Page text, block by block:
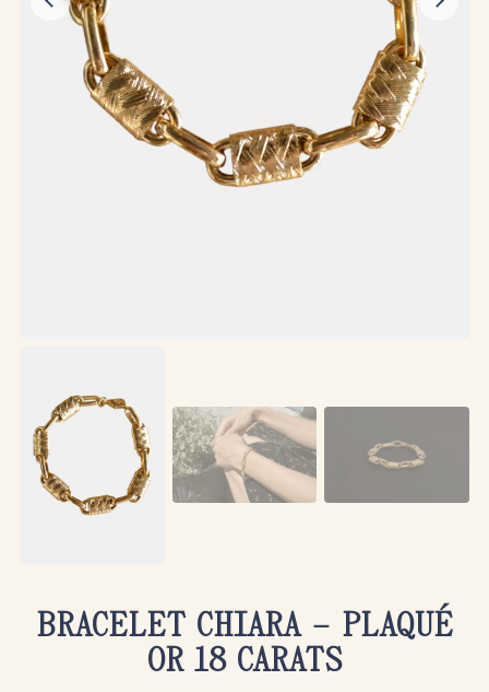
BRACELET CHIARA – PLAQUÉ
OR 18 CARATS